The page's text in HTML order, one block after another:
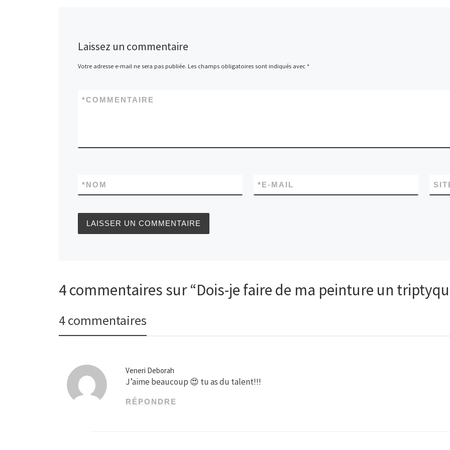
Laissez un commentaire
Votre adresse e-mail ne sera pas publiée. Les champs obligatoires sont indiqués avec *
COMMENTAIRE
*
NOM
* E-MAIL
*
4 commentaires sur “Dois-je faire de ma peinture un
4 commentaires
Veneri Deborah
J’aime beaucoup 😍 tu as du talent!!!
RÉPONDRE